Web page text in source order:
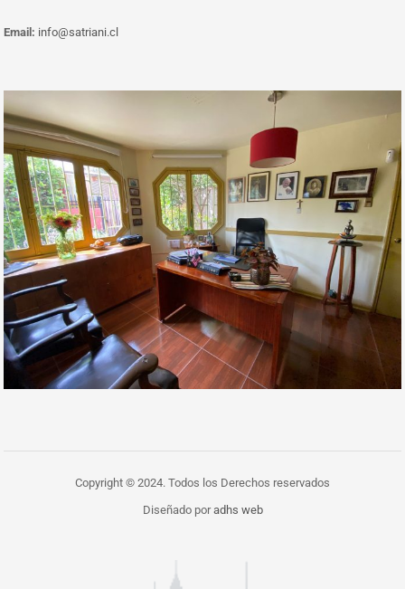
Email: info@satriani.cl
Copyright © 2024. Todos los Derechos reservados
Diseñado poradhs web